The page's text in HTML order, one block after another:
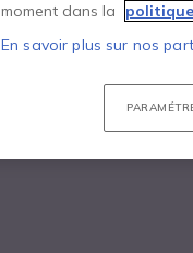
moment dans la
En savoir plus sur nos